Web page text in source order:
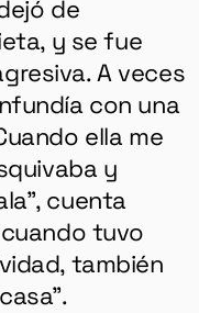
de
y se fue
A veces
con una
ella me
y
cuenta
cuando tuvo
también